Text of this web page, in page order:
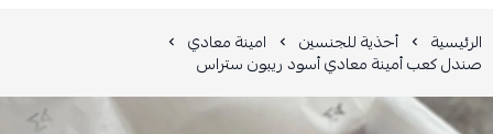
الرئيسية أحذية للجنسين امينة معادي
صندل كعب أمينة معادي أسود ريبون ستراس